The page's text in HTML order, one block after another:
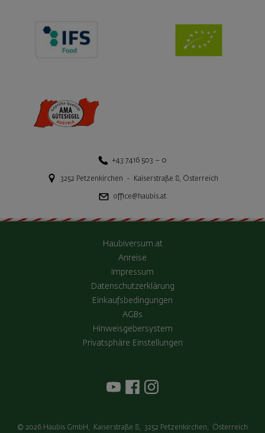
+43 7416 503 – 0
3252 Petzenkirchen - Kaiserstraße 8, Österreich
office@haubis.at
Haubiversum.at
Anreise
Impressum
Datenschutzerklärung
Einkaufsbedingungen
AGBs
Hinweisgebersystem
Privatsphäre Einstellungen
© 2026 Haubis GmbH , Kaiserstraße 8, 3252 Petzenkirchen, Österreich